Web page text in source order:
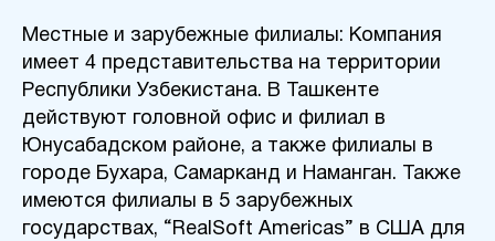
Местные и зарубежные филиалы: Компания
имеет 4 представительства на территории
Республики Узбекистана. В Ташкенте
действуют головной офис и филиал в
Юнусабадском районе, а также филиалы в
городе Бухара, Самарканд и Наманган. Также
имеются филиалы в 5 зарубежных
государствах, “RealSoft Americas” в США для